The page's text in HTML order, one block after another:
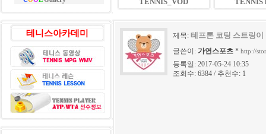
테니스아카데미 제목: 테프론 코팅 스트링
글쓴이: 가연스포츠* http://
등록일: 2017-05-24 10:35
조회수: 6384 / 추천수: 1